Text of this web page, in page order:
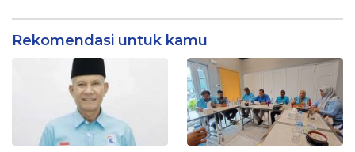
Rekomendasi untuk kamu